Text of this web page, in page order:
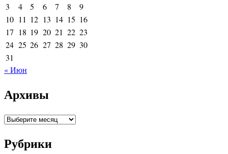
3
4 5 6 7 8
9
10 11 12 13 14 15 16
17 18 19 20 21 22 23
24 25 26 27 28 29 30
31
« Июн
Архивы
Архивы
Рубрики